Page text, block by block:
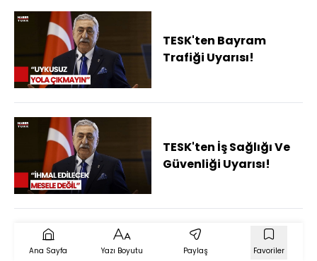
TESK'ten Bayram
Trafiği Uyarısı!
TESK'ten İş Sağlığı Ve
Güvenliği Uyarısı!
Ana Sayfa Yazı Boyutu Paylaş Favoriler